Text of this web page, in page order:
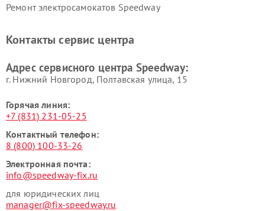
Ремонт электросамокатов Speedway
Контакты сервис центра
Адрес сервисного центра Speedway:
г. Нижний Новгород, Полтавская улица, 15
Горячая линия:
+7 (831) 231-05-25
Контактный телефон:
8 (800) 100-33-26
Электронная почта:
info@speedway-fix.ru
для юридических лиц
manager@fix-speedway.ru